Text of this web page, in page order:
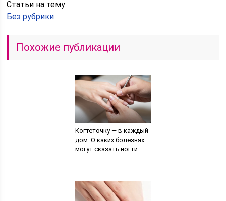
Статьи на тему:
Без рубрики
Похожие публикации
Когтеточку — в каждый
дом. О каких болезнях
могут сказать ногти